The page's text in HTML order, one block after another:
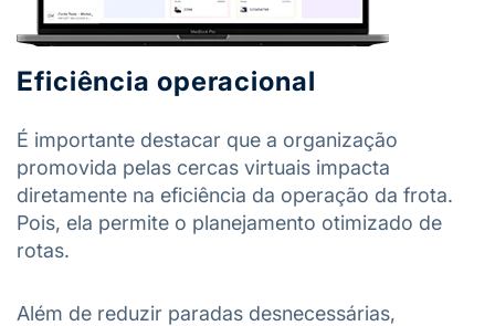
Eficiência operacional
É importante destacar que a organização
promovida pelas cercas virtuais impacta
diretamente na eficiência da operação da frota.
Pois, ela permite o planejamento otimizado de
rotas.
Além de reduzir paradas desnecessárias,